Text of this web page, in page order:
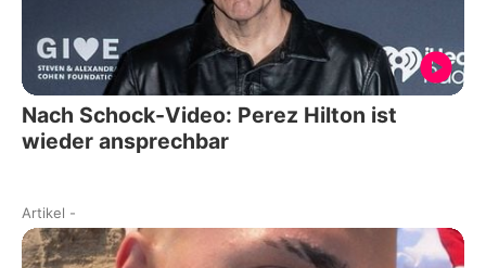
Nach Schock-Video: Perez Hilton ist
wieder ansprechbar
Artikel -